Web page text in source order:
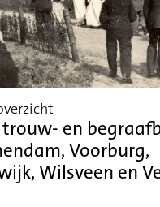
en
Voorburg,
Wilsveen en